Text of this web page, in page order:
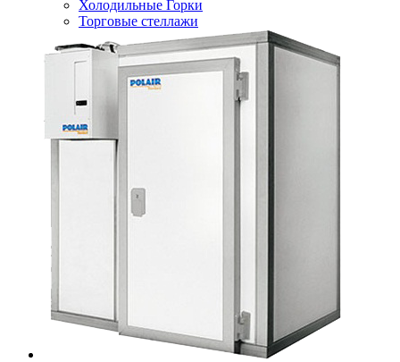
Холодильные Горки
Торговые стеллажи